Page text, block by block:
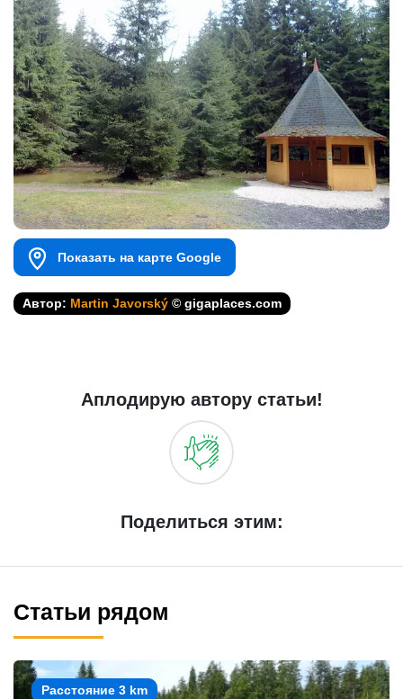
Показать на карте Google
Автор: Martin Javorský © gigaplaces.com
Аплодирую автору статьи!
Поделиться этим:
Статьи рядом
Расстояние 3 km